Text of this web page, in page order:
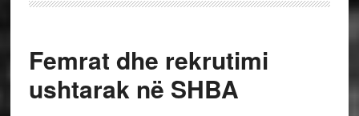
Femrat dhe rekrutimi
ushtarak në SHBA